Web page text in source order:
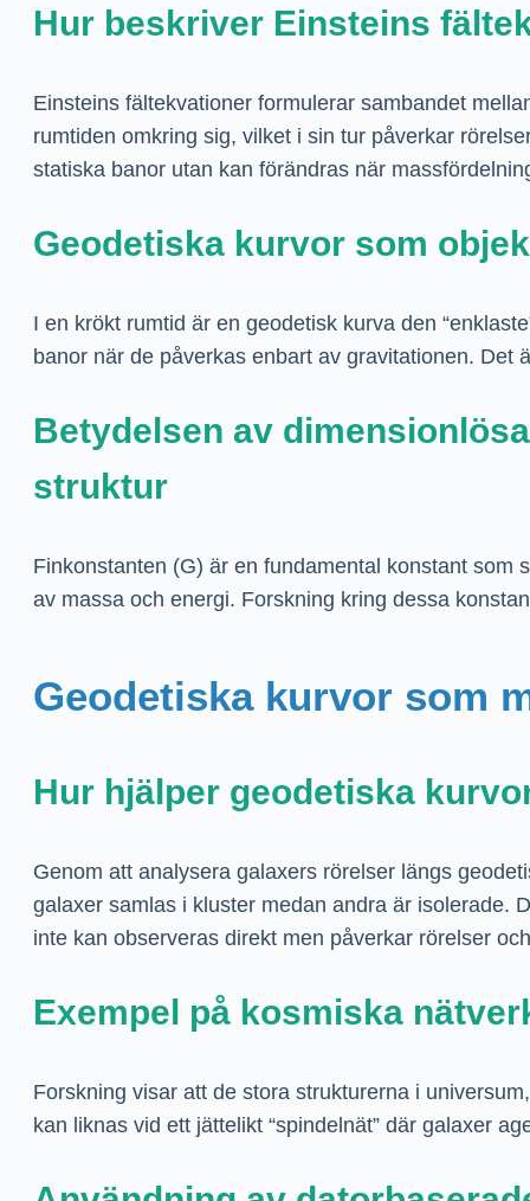
Hur beskriver Einsteins
Einsteins fältekvationer formulerar sambandet
rumtiden omkring sig, vilket i sin tur påverkar
statiska banor utan kan förändras när
Geodetiska kurvor som
I en krökt rumtid är en geodetisk kurva den
banor när de påverkas enbart av gravitationen. Det
Betydelsen av
struktur
Finkonstanten (G) är en fundamental konstant som
av massa och energi. Forskning kring dessa
Geodetiska kurvor som
Hur hjälper geodetiska
Genom att analysera galaxers rörelser längs
galaxer samlas i kluster medan andra är isolerade.
inte kan observeras direkt men påverkar rörelser
Exempel på kosmiska
Forskning visar att de stora strukturerna i
kan liknas vid ett jättelikt “spindelnät” där galaxer